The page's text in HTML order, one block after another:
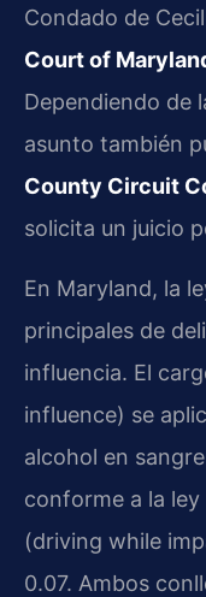
Condado de
Court of
Dependiendo de
asunto también
County Circuit
solicita un juicio
En Maryland, la
principales de
influencia. El
influence) se
alcohol en
conforme a la ley
(driving while
0.07. Ambos